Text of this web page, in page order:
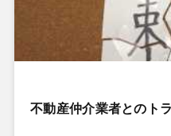
不動産仲介業者とのト